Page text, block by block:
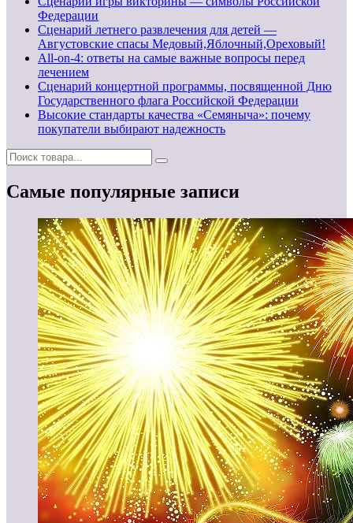
Федерации
Сценарий летнего развлечения для детей —
Августовские спасы Медовый,Яблочный,Ореховый!
All-on-4: ответы на самые важные вопросы перед
лечением
Сценарий концертной программы, посвященной Дню
Государственного флага Российской Федерации
Высокие стандарты качества «Семяныча»: почему
покупатели выбирают надежность
Самые популярные записи